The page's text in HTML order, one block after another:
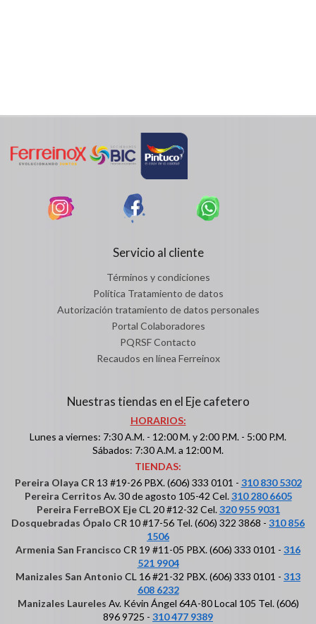
Servicio al cliente
Términos y condiciones
Política Tratamiento de datos
Autorización tratamiento de datos personales
Portal Colaboradores
PQRSF Contacto
Recaudos en línea Ferreinox
Nuestras tiendas en el Eje cafetero
HORARIOS:
Lunes a viernes: 7:30 A.M. - 12:00 M. y 2:00 P.M. - 5:00 P.M.
Sábados: 7:30 A.M. a 12:00 M.
TIENDAS:
Pereira Olaya CR 13 #19-26 PBX. (606) 333 0101 - 310 830 5302
Pereira Cerritos Av. 30 de agosto 105-42 Cel.310 280 6605
Pereira FerreBOX EjeCL 20 #12-32 Cel.320 955 9031
Dosquebradas Ópalo CR 10 #17-56 Tel. (606) 322 3868 - 310 856
1506
Armenia San Francisco CR 19 #11-05 PBX. (606) 333 0101 - 316
521 9904
Manizales San Antonio CL 16 #21-32 PBX. (606) 333 0101 - 313
608 6232
Manizales Laureles Av. Kévin Ángel 64A-80 Local 105 Tel. (606)
896 9725 - 310 477 9389